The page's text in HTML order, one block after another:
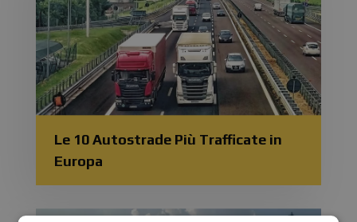
Le 10 Autostrade Più Trafficate in
Europa